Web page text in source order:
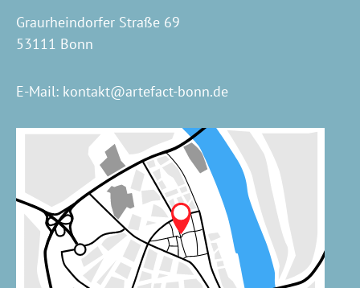
Graurheindorfer Straße 69
53111 Bonn
E-Mail: kontakt@artefact-bonn.de